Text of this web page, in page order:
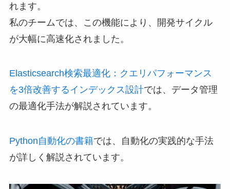
れます。
私のチームでは、この機能により、開発サイクル
が大幅に高速化されました。
Elasticsearch検索最適化：クエリパフォーマンス
を3倍改善するインデックス設計では、データ管理
の最適化手法が解説されています。
Python自動化の書籍では、自動化の実践的な手法
が詳しく解説されています。